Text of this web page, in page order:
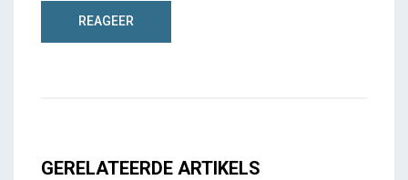
GERELATEERDE ARTIKELS